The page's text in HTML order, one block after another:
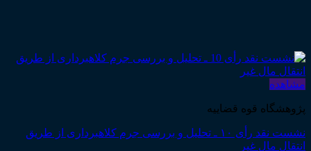
مشاهده
پژوهشگاه قوه قضاییه
نشست نقد رأی ۱۰ ـ تحلیل و بررسی جرم کلاهبرداری از طریق
انتقال مال غیر